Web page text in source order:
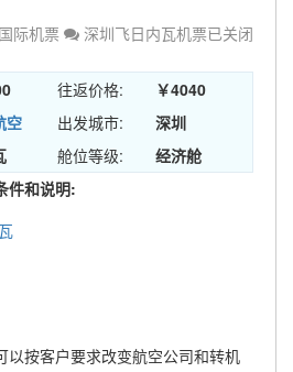
国际机票 深圳飞日内瓦机票已关闭
往返价格:
￥4040
空 出发城市:
深圳
舱位等级:
经济舱
件和说明:
以按客户要求改变航空公司和转机